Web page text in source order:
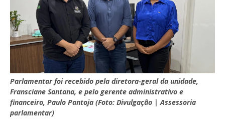
Parlamentar foi recebido pela diretora-geral da unidade,
Fransciane Santana, e pelo gerente administrativo e
financeiro, Paulo Pantoja (Foto: Divulgação | Assessoria
parlamentar)